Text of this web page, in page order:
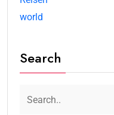
world
Search